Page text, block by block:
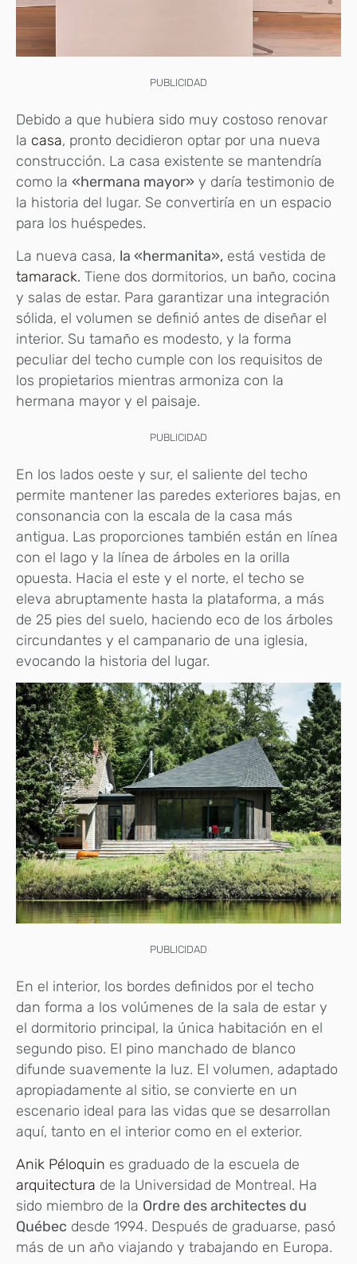
PUBLICIDAD
Debido a que hubiera sido muy costoso renovar
la casa, pronto decidieron optar por una nueva
construcción. La casa existente se mantendría
como la «hermana mayor» y daría testimonio de
la historia del lugar. Se convertiría en un espacio
para los huéspedes.
La nueva casa, la «hermanita», está vestida de
tamarack. Tiene dos dormitorios, un baño, cocina
y salas de estar. Para garantizar una integración
sólida, el volumen se definió antes de diseñar el
interior. Su tamaño es modesto, y la forma
peculiar del techo cumple con los requisitos de
los propietarios mientras armoniza con la
hermana mayor y el paisaje.
PUBLICIDAD
En los lados oeste y sur, el saliente del techo
permite mantener las paredes exteriores bajas, en
consonancia con la escala de la casa más
antigua. Las proporciones también están en línea
con el lago y la línea de árboles en la orilla
opuesta. Hacia el este y el norte, el techo se
eleva abruptamente hasta la plataforma, a más
de 25 pies del suelo, haciendo eco de los árboles
circundantes y el campanario de una iglesia,
evocando la historia del lugar.
PUBLICIDAD
En el interior, los bordes definidos por el techo
dan forma a los volúmenes de la sala de estar y
el dormitorio principal, la única habitación en el
segundo piso. El pino manchado de blanco
difunde suavemente la luz. El volumen, adaptado
apropiadamente al sitio, se convierte en un
escenario ideal para las vidas que se desarrollan
aquí, tanto en el interior como en el exterior.
Anik Péloquin es graduado de la escuela de
arquitectura de la Universidad de Montreal. Ha
sido miembro de la Ordre des architectes du
Québec desde 1994. Después de graduarse, pasó
más de un año viajando y trabajando en Europa.